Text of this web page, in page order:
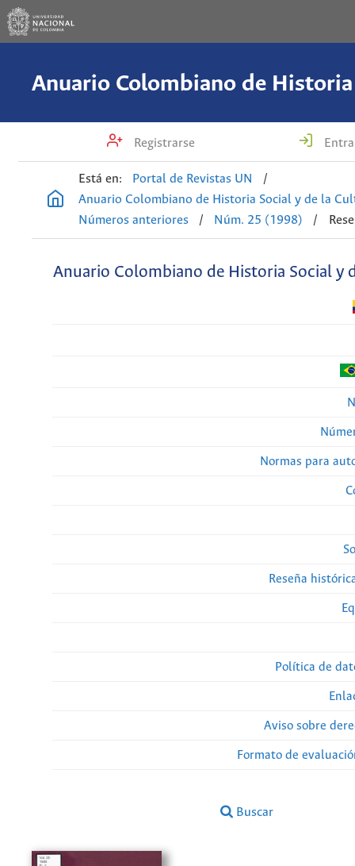
Registrarse
Está en: Portal de Revistas UN
/
Anuario Colombiano de Historia Social y de la
Números anteriores
/ Núm. 25 (1998) /
Anuario Colombiano de Historia Social y
Normas para
Reseña
Política de
Aviso sobre
Formato de
Buscar